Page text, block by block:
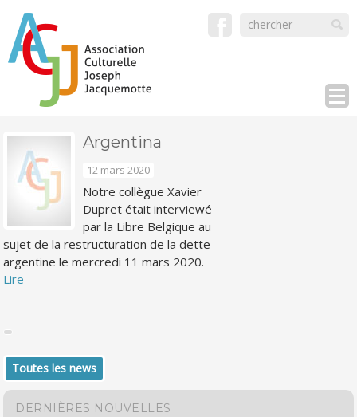
Argentina
12 mars 2020
Notre collègue Xavier
Dupret était interviewé
par la Libre Belgique au
sujet de la restructuration de la dette
argentine le mercredi 11 mars 2020.
Lire
Toutes les news
DERNIÈRES NOUVELLES